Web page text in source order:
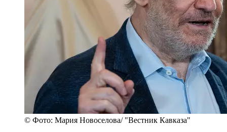
© Фото: Мария Новоселова/ "Вестник Кавказа"